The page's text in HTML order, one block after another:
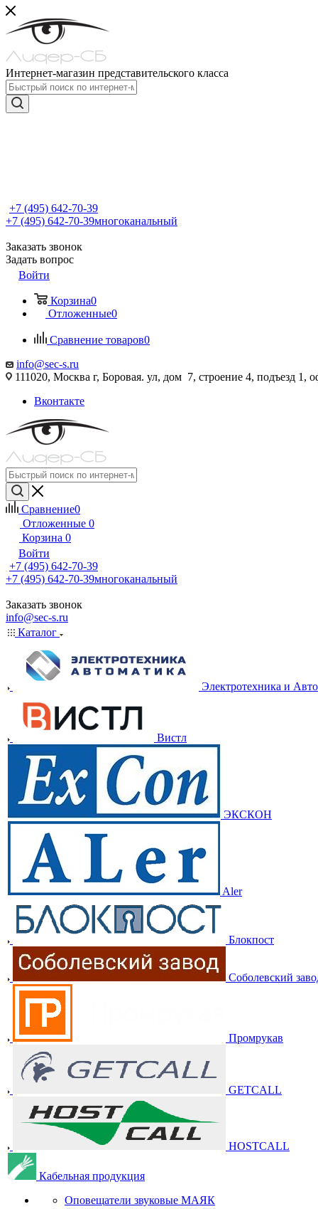
Интернет-магазин представительского класса
+7 (495) 642-70-39
+7 (495) 642-70-39многоканальный
Заказать звонок
Задать вопрос
Войти
Корзина0
Отложенные0
Сравнение товаров0
info@sec-s.ru
111020, Москва г, Боровая. ул, дом 7, строение 4, подъезд 1,
Вконтакте
Сравнение0
Отложенные 0
Корзина 0
Войти
+7 (495) 642-70-39
+7 (495) 642-70-39многоканальный
Заказать звонок
info@sec-s.ru
Каталог
Электротехника и
Вистл
ЭКСКОН
Aler
Блокпост
Соболевский
Промрукав
GETCALL
HOSTCALL
Кабельная продукция
Оповещатели звуковые МАЯК